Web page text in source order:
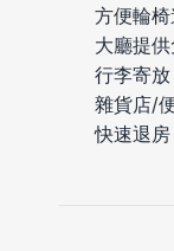
方便輪
大廳提
行李寄放
雜貨店/
快速退房